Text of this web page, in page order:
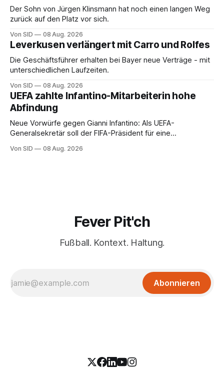
Der Sohn von Jürgen Klinsmann hat noch einen langen Weg
zurück auf den Platz vor sich.
Von SID 08 Aug. 2026
Leverkusen verlängert mit Carro und Rolfes
Die Geschäftsführer erhalten bei Bayer neue Verträge - mit
unterschiedlichen Laufzeiten.
Von SID 08 Aug. 2026
UEFA zahlte Infantino-Mitarbeiterin hohe
Abfindung
Neue Vorwürfe gegen Gianni Infantino: Als UEFA-
Generalsekretär soll der FIFA-Präsident für eine
Von SID 08 Aug. 2026
Fever Pit'ch
Fußball. Kontext. Haltung.
Abonnieren